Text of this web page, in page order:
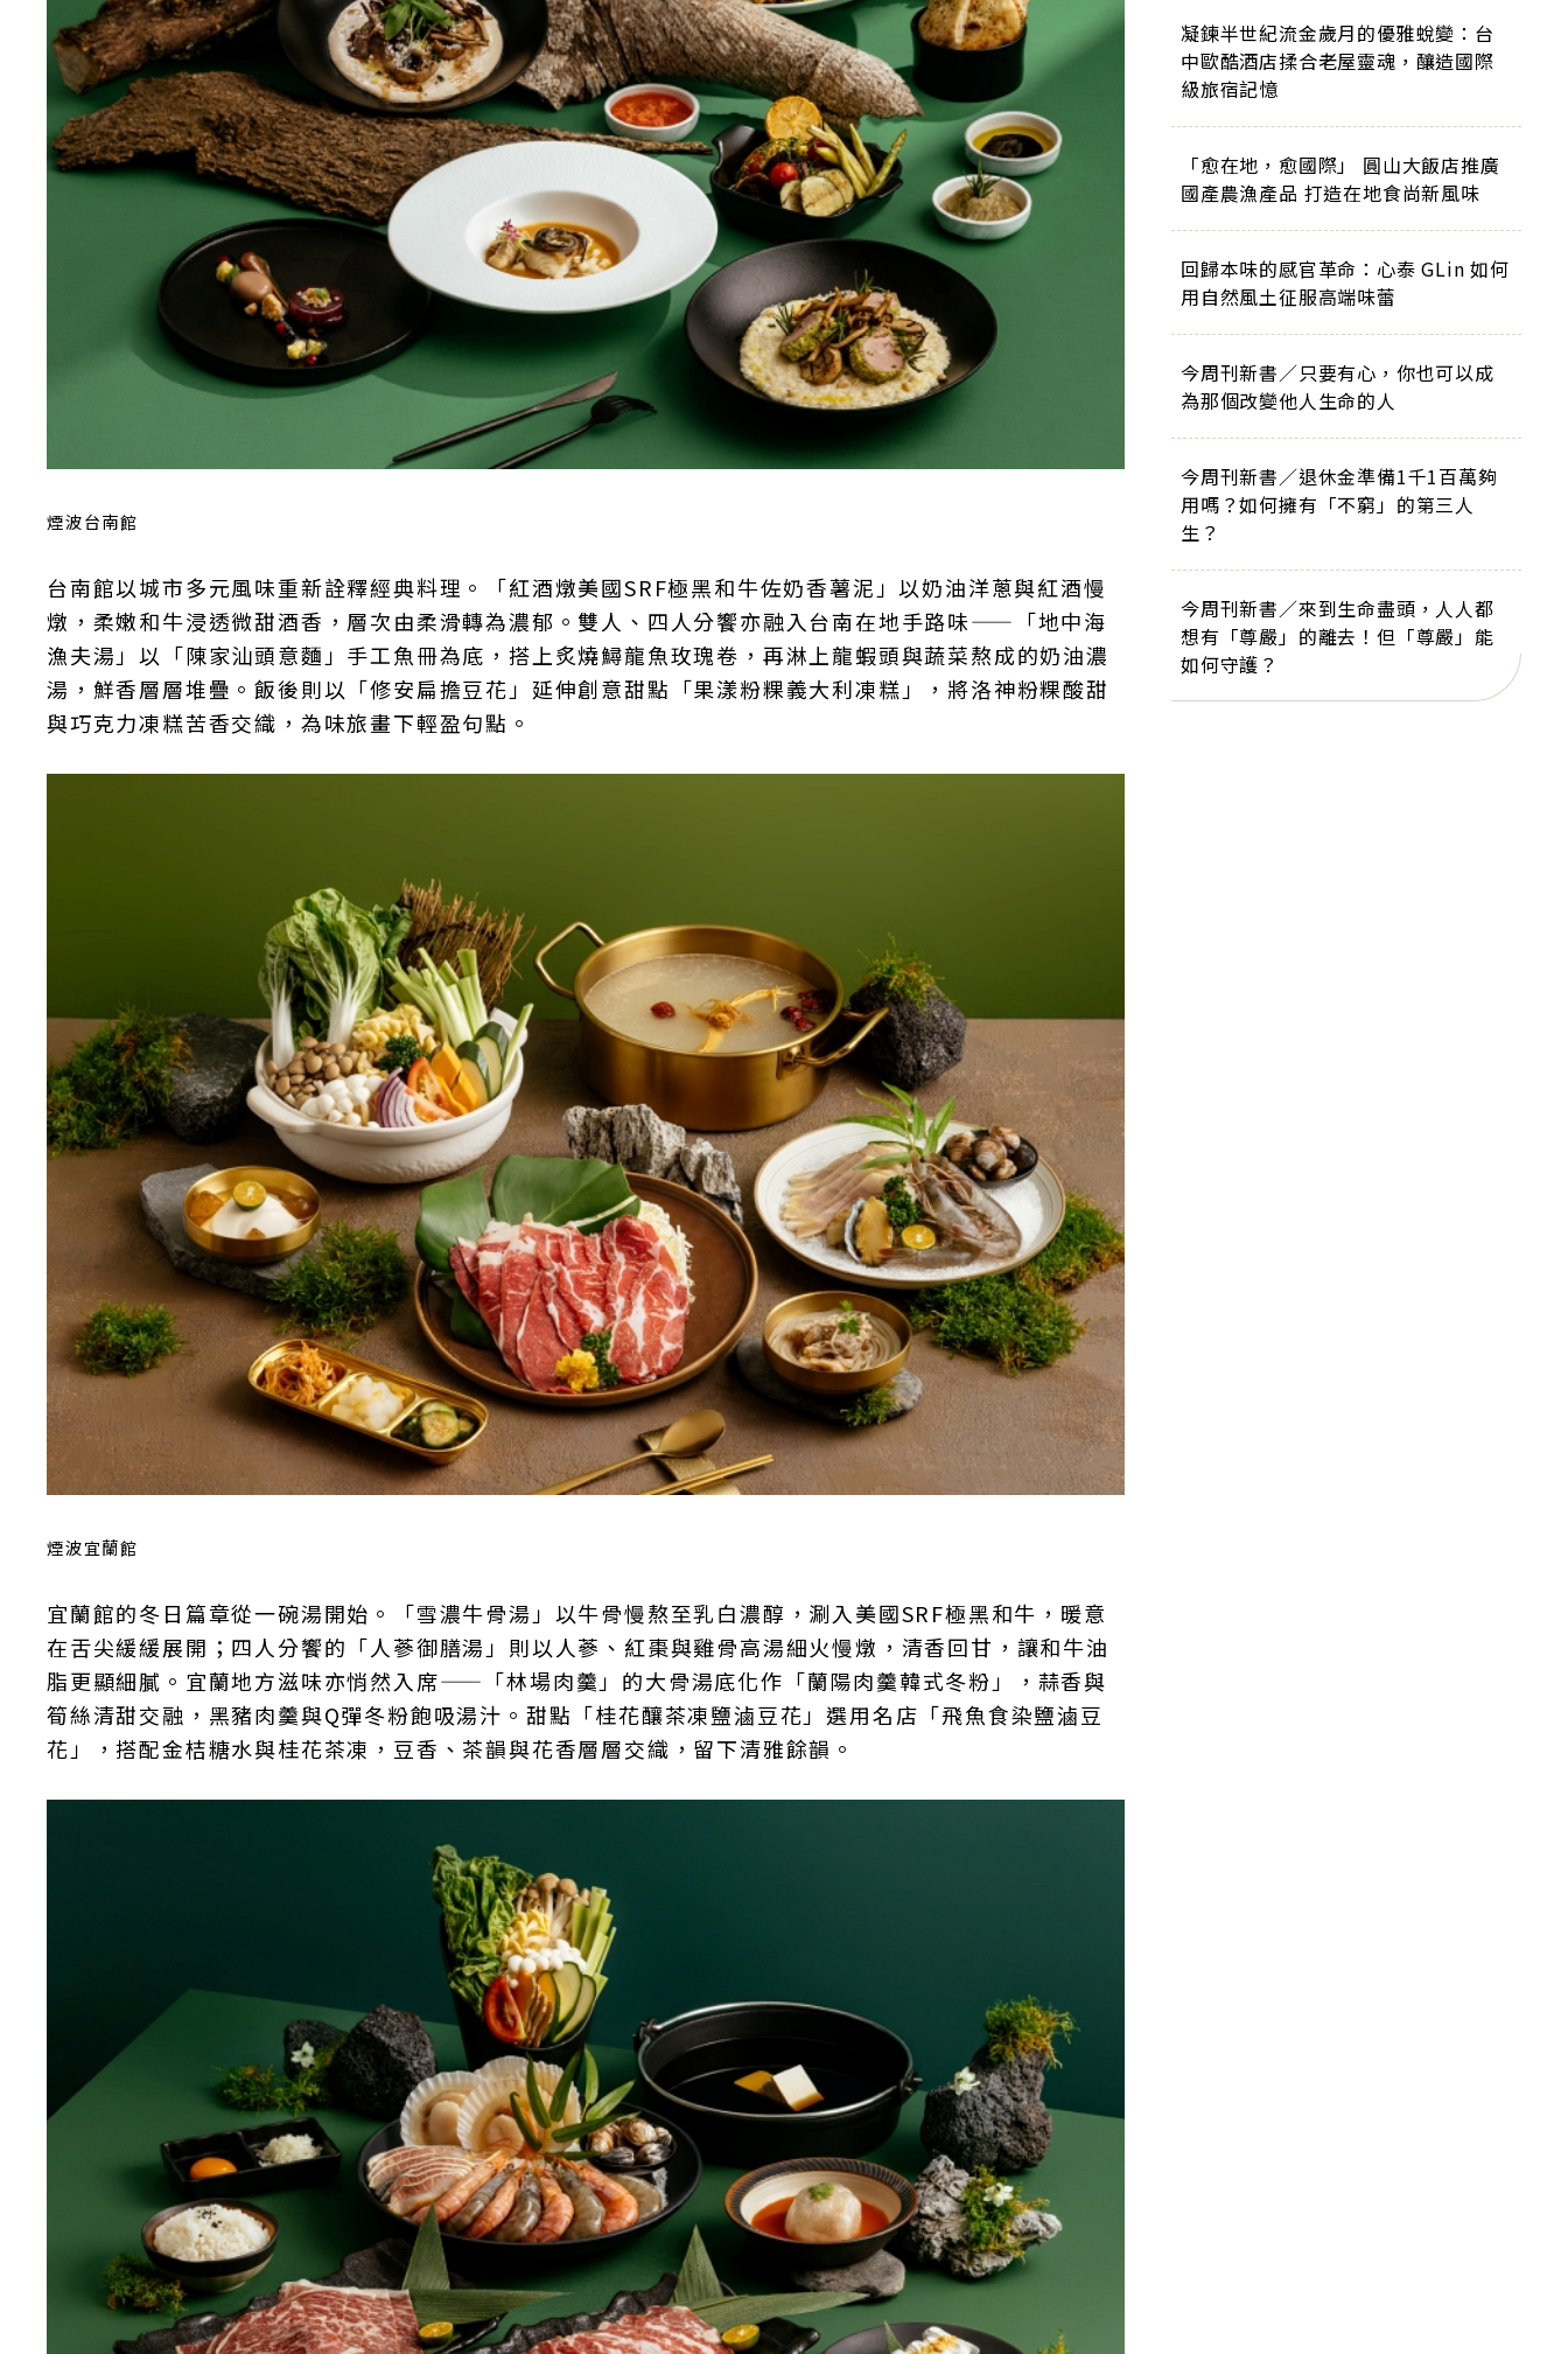
煙波台南館
台南館以城市多元風味重新詮釋經典料理。「紅酒燉美國SRF極黑和牛佐奶香薯泥」以奶油洋蔥與紅酒慢
燉，柔嫩和牛浸透微甜酒香，層次由柔滑轉為濃郁。雙人、四人分饗亦融入台南在地手路味——「地中海
漁夫湯」以「陳家汕頭意麵」手工魚冊為底，搭上炙燒鱘龍魚玫瑰卷，再淋上龍蝦頭與蔬菜熬成的奶油濃
湯，鮮香層層堆疊。飯後則以「修安扁擔豆花」延伸創意甜點「果漾粉粿義大利凍糕」，將洛神粉粿酸甜
與巧克力凍糕苦香交織，為味旅畫下輕盈句點。
煙波宜蘭館
宜蘭館的冬日篇章從一碗湯開始。「雪濃牛骨湯」以牛骨慢熬至乳白濃醇，涮入美國SRF極黑和牛，暖意
在舌尖緩緩展開；四人分饗的「人蔘御膳湯」則以人蔘、紅棗與雞骨高湯細火慢燉，清香回甘，讓和牛油
脂更顯細膩。宜蘭地方滋味亦悄然入席——「林場肉羹」的大骨湯底化作「蘭陽肉羹韓式冬粉」，蒜香與
筍絲清甜交融，黑豬肉羹與Q彈冬粉飽吸湯汁。甜點「桂花釀茶凍鹽滷豆花」選用名店「飛魚食染鹽滷豆
花」，搭配金桔糖水與桂花茶凍，豆香、茶韻與花香層層交織，留下清雅餘韻。
凝鍊半世紀流金歲月的優雅蛻變：台
中歐酷酒店揉合老屋靈魂，釀造國際
級旅宿記憶
「愈在地，愈國際」 圓山大飯店推廣
國產農漁產品 打造在地食尚新風味
回歸本味的感官革命：心泰 GLin 如何
用自然風土征服高端味蕾
今周刊新書／只要有心，你也可以成
為那個改變他人生命的人
今周刊新書／退休金準備1千1百萬夠
用嗎？如何擁有「不窮」的第三人
生？
今周刊新書／來到生命盡頭，人人都
想有「尊嚴」的離去！但「尊嚴」能
如何守護？